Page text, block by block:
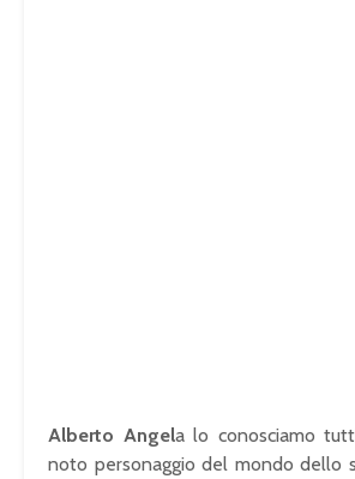
Alberto Angela lo conosciamo
noto personaggio del mondo dello